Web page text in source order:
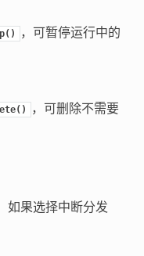
，可暂停运行中的
，可删除不需要
如果选择中断分发